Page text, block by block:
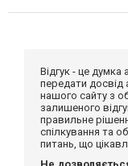
Відгук - це
передати
нашого сайту з
залишеного
правильне
спілкування та
питань, що